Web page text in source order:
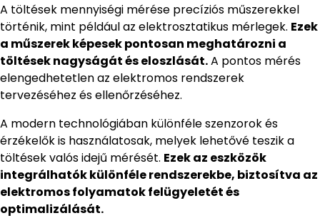
A töltések mennyiségi mérése precíziós műszerekkel
történik, mint például az elektrosztatikus mérlegek. Ezek
a műszerek képesek pontosan meghatározni a
töltések nagyságát és eloszlását.A pontos mérés
elengedhetetlen az elektromos rendszerek
tervezéséhez és ellenőrzéséhez.
A modern technológiában különféle szenzorok és
érzékelők is használatosak, melyek lehetővé teszik a
töltések valós idejű mérését. Ezek az eszközök
integrálhatók különféle rendszerekbe, biztosítva az
elektromos folyamatok felügyeletét és
optimalizálását.